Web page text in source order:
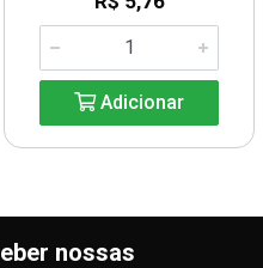
Adicionar
nossas